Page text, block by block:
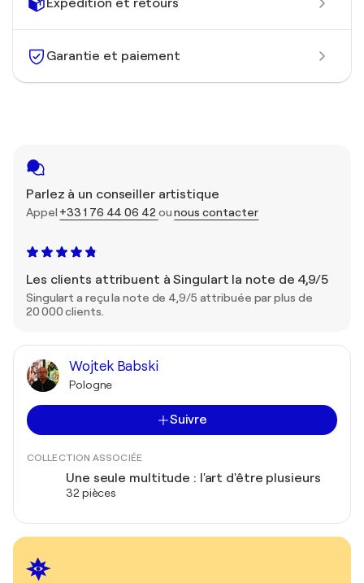
Garantie et paiement
Parlez à un conseiller artistique
Appel +33 1 76 44 06 42 ounous contacter
Les clients attribuent à Singulart la note de 4,9/5
Singulart a reçu la note de 4,9/5 attribuée par plus de
20 000 clients.
Wojtek Babski
Pologne
Suivre
COLLECTION ASSOCIÉE
Une seule multitude : l'art d'être plusieurs
32 pièces